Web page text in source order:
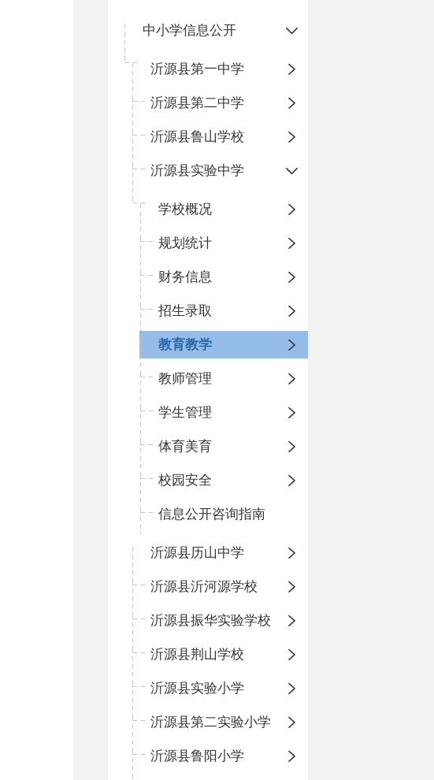
中小学信息公开
沂源县第一中学
沂源县第二中学
沂源县鲁山学校
沂源县实验中学
学校概况
规划统计
财务信息
招生录取
教育教学
教师管理
学生管理
体育美育
校园安全
信息公开咨询指南
沂源县历山中学
沂源县沂河源学校
沂源县振华实验学校
沂源县荆山学校
沂源县实验小学
沂源县第二实验小学
沂源县鲁阳小学